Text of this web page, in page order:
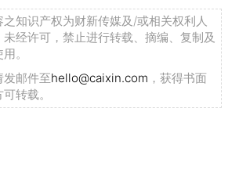
知识产权为财新传媒及/或相关权利人
经许可，禁止进行转载、摘编、复制及
。
发邮件至hello@caixin.com ，获得书面
转载。